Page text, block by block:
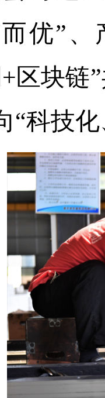
优”
区块链
“科技